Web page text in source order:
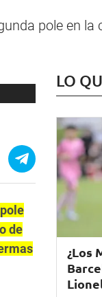
pole en la
de
LO
¿Los